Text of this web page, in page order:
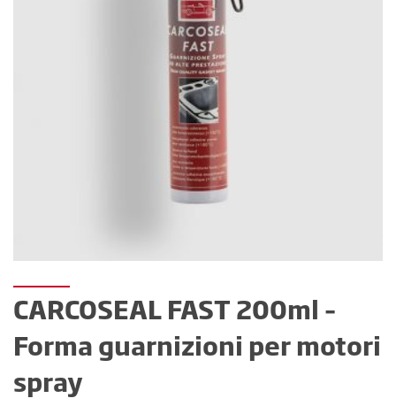
CARCOSEAL FAST 200ml –
Forma guarnizioni per motori
spray